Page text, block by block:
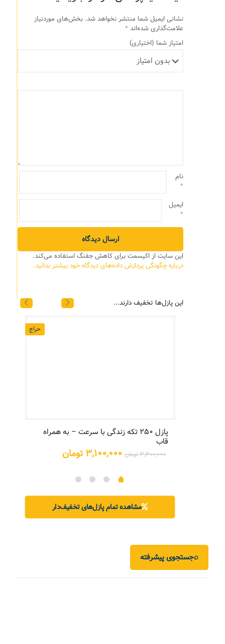
نشانی ایمیل شما منتشر نخواهد شد. بخش‌های موردنیاز
علامت‌گذاری شده‌اند *
امتیاز شما (اختیاری)
نام
*
ایمیل
*
این سایت از اکیسمت برای کاهش جفنگ استفاده می‌کند.
درباره چگونگی پردازش داده‌های دیدگاه خود بیشتر بدانید.
این پازل‌ها تخفیف دارند...
حراج
پازل ۲۵۰ تکه زندگی با سرعت – به همراه
قاب
۳,۳۰۰,۰۰۰تومان قیمت
اصلی:
بود.
۳,۱۰۰,۰۰۰ تومان
مشاهده تمام پازل‌های تخفیف‌دار
جستجوی پیشرفته⌕